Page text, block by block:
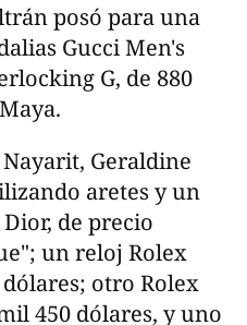
posó para una
Gucci Men's
G, de 880
Geraldine
aretes y un
de precio
un reloj Rolex
otro Rolex
450 dólares, y uno